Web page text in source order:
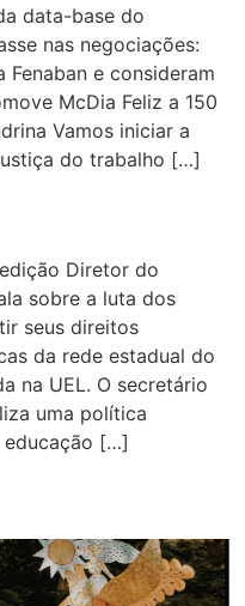
data-base do
nas negociações:
e consideram
McDia Feliz a 150
Vamos iniciar a
do trabalho […]
Diretor do
sobre a luta dos
seus direitos
da rede estadual do
na UEL. O secretário
uma política
educação […]